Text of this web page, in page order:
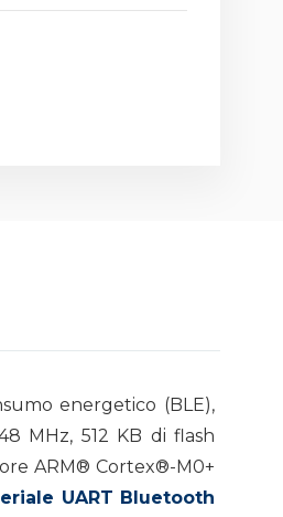
energetico (BLE),
MHz, 512 KB di flash
ARM® Cortex®-M0+
UART Bluetooth